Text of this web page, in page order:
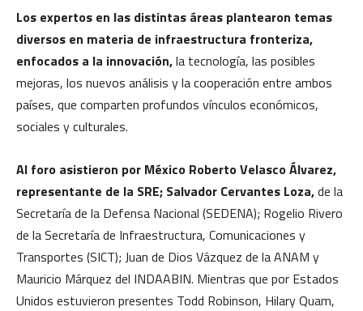
Los expertos en las distintas áreas plantearon temas
diversos en materia de infraestructura fronteriza,
enfocados a la innovación,la tecnología, las posibles
mejoras, los nuevos análisis y la cooperación entre ambos
países, que comparten profundos vínculos económicos,
sociales y culturales.
Al foro asistieron por México Roberto Velasco Álvarez,
representante de la SRE; Salvador Cervantes Loza,de la
Secretaría de la Defensa Nacional (SEDENA); Rogelio Rivero
de la Secretaría de Infraestructura, Comunicaciones y
Transportes (SICT); Juan de Dios Vázquez de la ANAM y
Mauricio Márquez del INDAABIN. Mientras que por Estados
Unidos estuvieron presentes Todd Robinson, Hilary Quam,